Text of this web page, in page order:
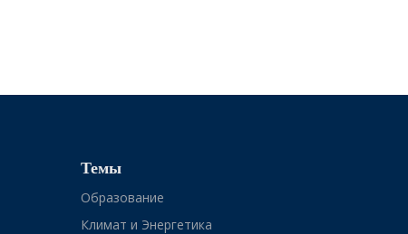
Темы
Образование
Климат и Энергетика